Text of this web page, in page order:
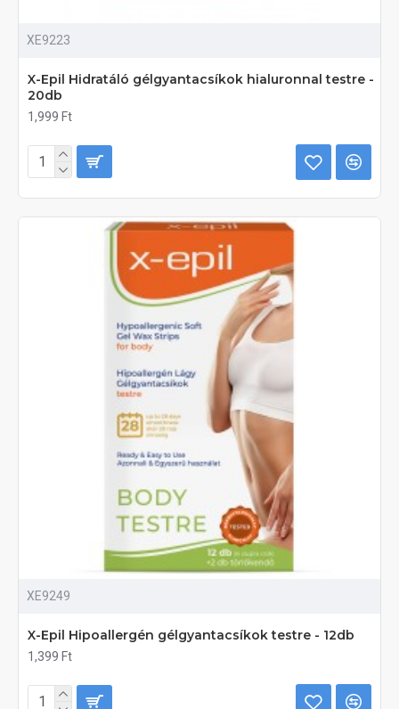
XE9223
X-Epil Hidratáló gélgyantacsíkok hialuronnal testre -
20db
1,999 Ft
XE9249
X-Epil Hipoallergén gélgyantacsíkok testre - 12db
1,399 Ft